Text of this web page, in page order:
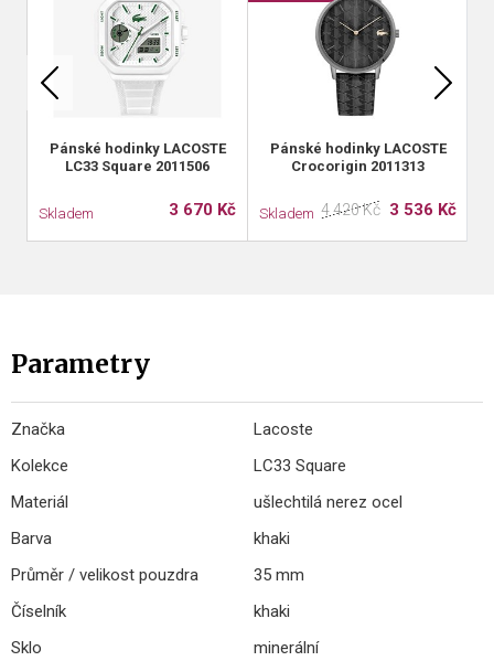
Pánské hodinky LACOSTE
LC33 Square 2011506
Skladem 3 670 Kč
Pánské hodinky LACOSTE
Crocorigin 2011313
Skladem 4 420 Kč 3 536 Kč
Parametry
Značka
Lacoste
Kolekce
LC33 Square
Materiál
ušlechtilá nerez ocel
Barva
khaki
Průměr / velikost pouzdra
35 mm
Číselník
khaki
Sklo
minerální